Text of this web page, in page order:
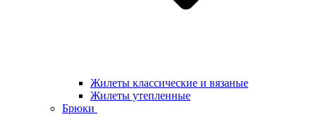
Жилеты классические и вязаные
Жилеты утепленные
Брюки